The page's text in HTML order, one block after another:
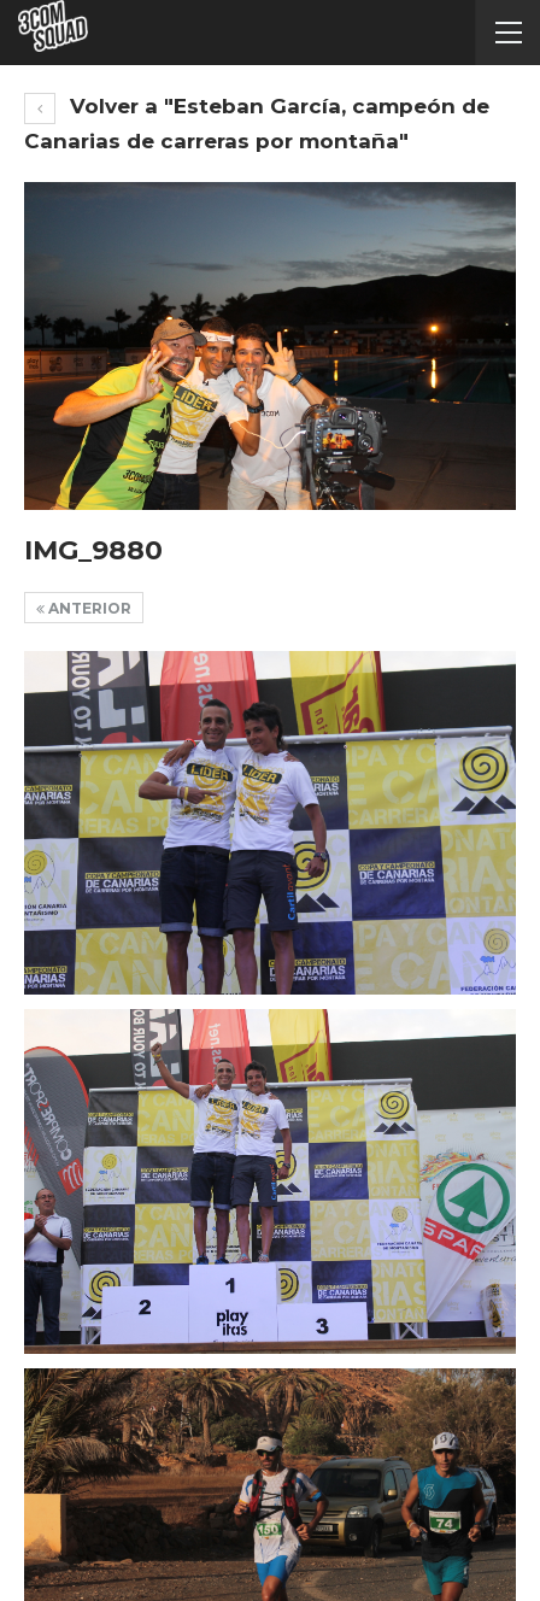
Volver a "Esteban García, campeón de
Canarias de carreras por montaña"
IMG_9880
ANTERIOR